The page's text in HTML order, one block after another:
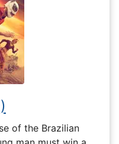
of the Brazilian